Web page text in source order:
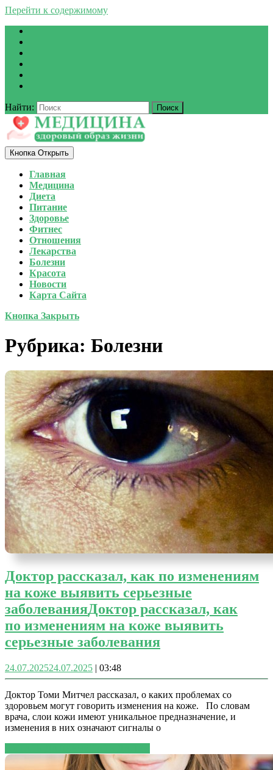
Перейти к содержимому
Найти:
Кнопка Открыть
Главная
Медицина
Диета
Питание
Здоровье
Фитнес
Отношения
Лекарства
Болезни
Красота
Новости
Карта Сайта
Кнопка Закрыть
Рубрика: Болезни
Доктор рассказал, как по изменениям
на коже выявить серьезные
заболеванияДоктор рассказал, как
по изменениям на коже выявить
серьезные заболевания
24.07.202524.07.2025 | 03:48
Доктор Томи Митчел рассказал, о каких проблемах со
здоровьем могут говорить изменения на коже. По словам
врача, слои кожи имеют уникальное предназначение, и
изменения в них означают сигналы о